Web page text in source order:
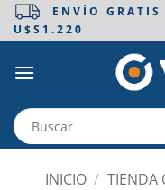
Saltar
ENVÍO GRATIS
U$S1.220
INICIO / TIENDA